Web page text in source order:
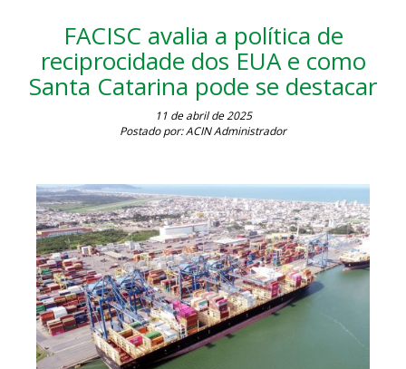
FACISC avalia a política de
reciprocidade dos EUA e como
Santa Catarina pode se destacar
11 de abril de 2025
Postado por: ACIN Administrador